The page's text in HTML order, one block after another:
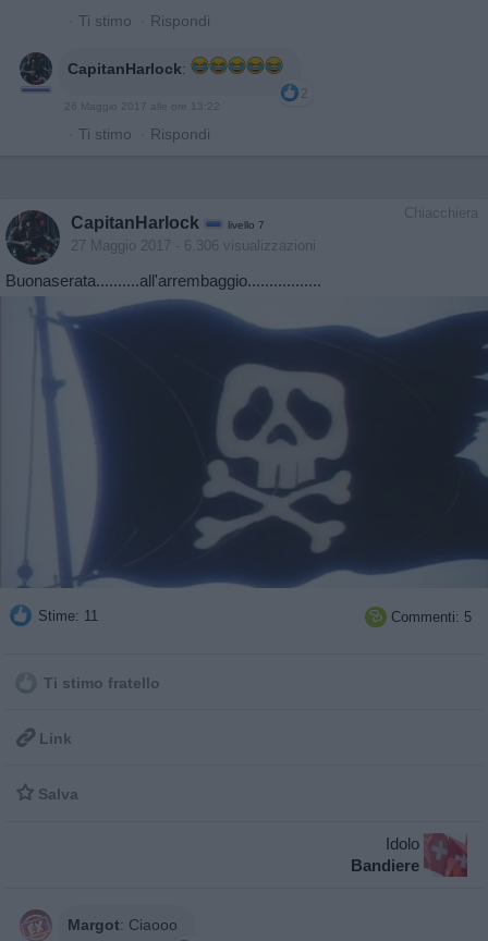
· Ti stimo · Rispondi
CapitanHarlock:
2
26 Maggio 2017 alle ore 13:22
· Ti stimo · Rispondi
Chiacchiera
CapitanHarlock livello 7
27 Maggio 2017 - 6.306 visualizzazioni
Buonaserata..........all'arrembaggio.................
Stime: 11  Commenti: 5
Ti stimo fratello
 Link
 Salva
Idolo
Bandiere
Margot: Ciaooo